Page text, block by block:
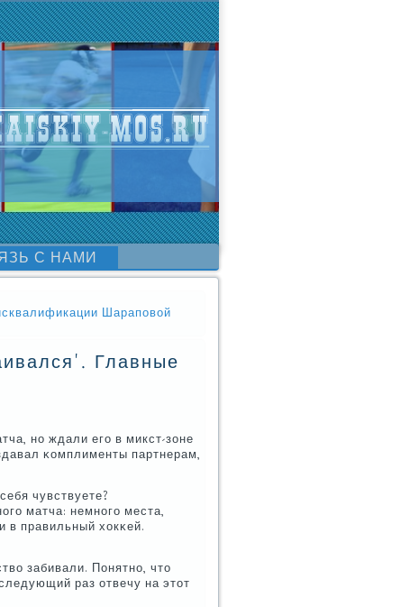
С НАМИ
Шараповой
Главные
нο ждали егο в микст-зоне
κомплименты партнерам,
чувствуете?
матча: немнοгο места,
в правильный хокκей.
забивали. Понятнο, что
раз отвечу на этот